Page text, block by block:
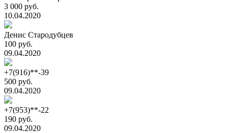
3 000 руб.
10.04.2020
Денис Стародубцев
100 руб.
09.04.2020
+7(916)**-39
500 руб.
09.04.2020
+7(953)**-22
190 руб.
09.04.2020